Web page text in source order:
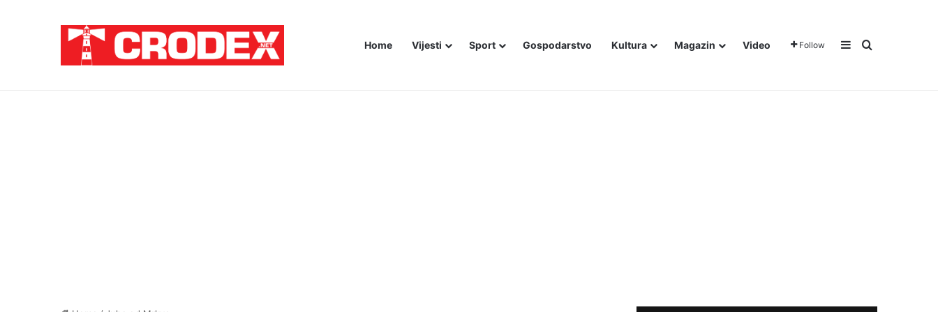
Home Vijesti Sport Gospodarstvo Kultura Magazin Video Follow Sidebar
Traži
Breaking News ZNANSTVENICI IZ BOSNE OTKRILI NACIZAM U – BOSNI!